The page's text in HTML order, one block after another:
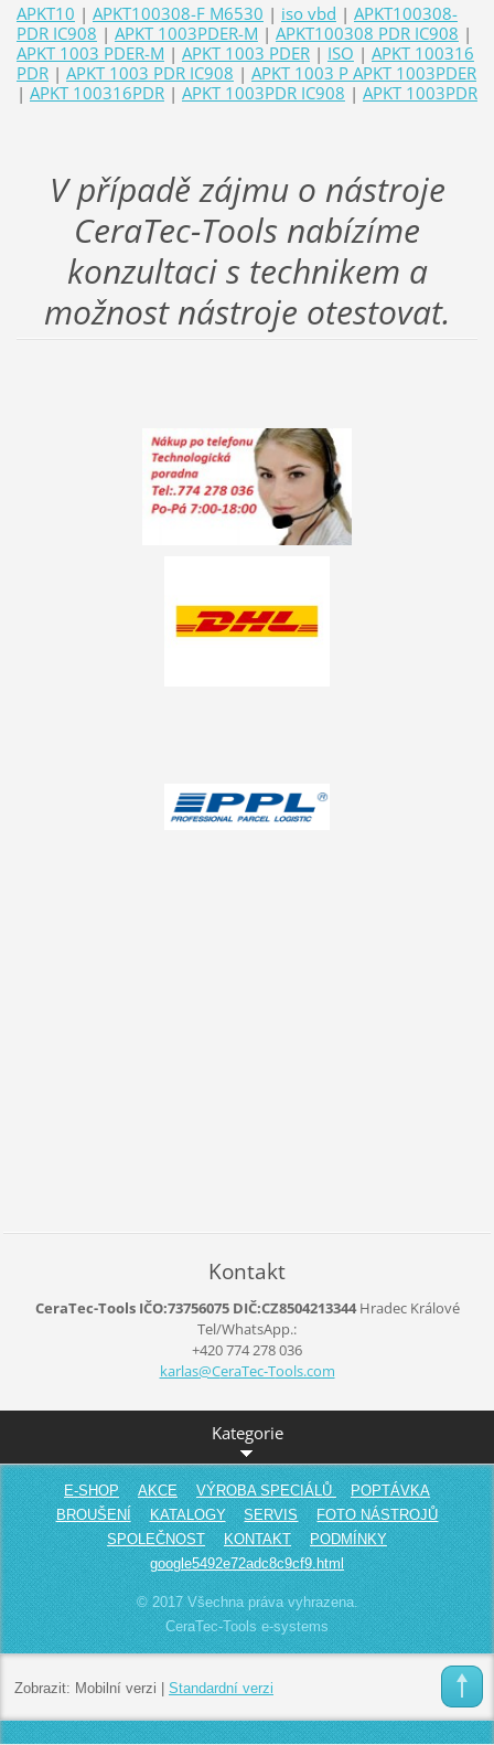
APKT10 | APKT100308-F M6530 | iso vbd | APKT100308-
PDR IC908 | APKT 1003PDER-M | APKT100308 PDR IC908 |
APKT 1003 PDER-M | APKT 1003 PDER | ISO | APKT 100316
PDR | APKT 1003 PDR IC908 | APKT 1003 P APKT 1003PDER
| APKT 100316PDR | APKT 1003PDR IC908 | APKT 1003PDR
V případě zájmu o nástroje
CeraTec-Tools nabízíme
konzultaci s technikem a
možnost nástroje otestovat.
Kontakt
CeraTec-Tools IČO:73756075 DIČ:CZ8504213344Hradec Králové
Tel/WhatsApp.:
+420 774 278 036
karlas@CeraTec-Tools.com
Kategorie
E-SHOP AKCE VÝROBA SPECIÁLŮ
POPTÁVKA
BROUŠENÍ
KATALOGY SERVIS
FOTO NÁSTROJŮ
SPOLEČNOST
KONTAKT
PODMÍNKY
google5492e72adc8c9cf9.html
© 2017 Všechna práva vyhrazena.
CeraTec-Tools e-systems
Zobrazit: Mobilní verzi | Standardní verzi